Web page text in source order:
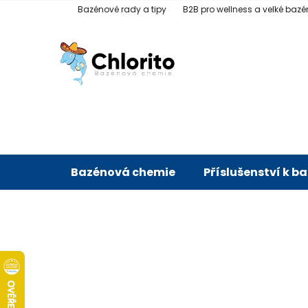
Bazénové rady a tipy B2B pro wellness a velké
Bazénová chemie Příslušenství k